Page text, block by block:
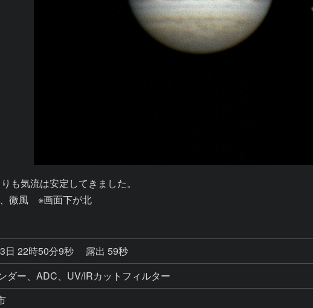
も気流は安定してきました。
微風　※画面下が北
日 22時50分9秒
露出 59秒
ダー、ADC、UV/IRカットフィルター